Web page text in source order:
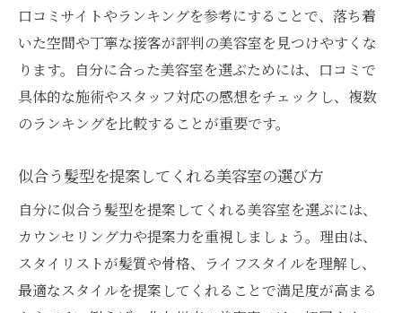
口コミサイトやランキングを参考にすることで、落ち着
いた空間や丁寧な接客が評判の美容室を見つけやすくな
ります。自分に合った美容室を選ぶためには、口コミで
具体的な施術やスタッフ対応の感想をチェックし、複数
のランキングを比較することが重要です。
似合う髪型を提案してくれる美容室の選び方
自分に似合う髪型を提案してくれる美容室を選ぶには、
カウンセリング力や提案力を重視しましょう。理由は、
スタイリストが髪質や骨格、ライフスタイルを理解し、
最適なスタイルを提案してくれることで満足度が高まる